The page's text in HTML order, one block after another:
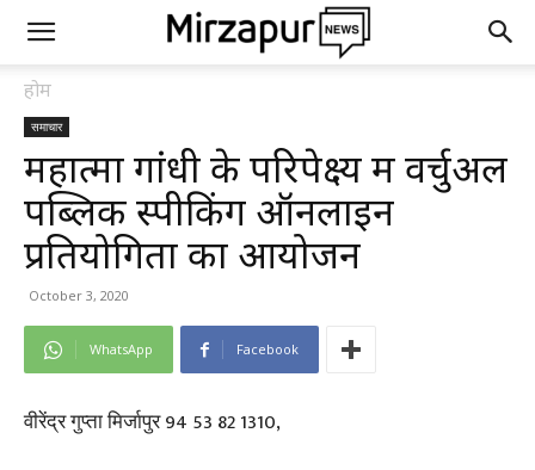
होम
समाचार
महात्मा गांधी के परिपेक्ष्य में वर्चुअल
पब्लिक स्पीकिंग ऑनलाइन
प्रतियोगिता का आयोजन
October 3, 2020
WhatsApp Facebook
वीरेंद्र गुप्ता मिर्जापुर 94 53 82 1310,